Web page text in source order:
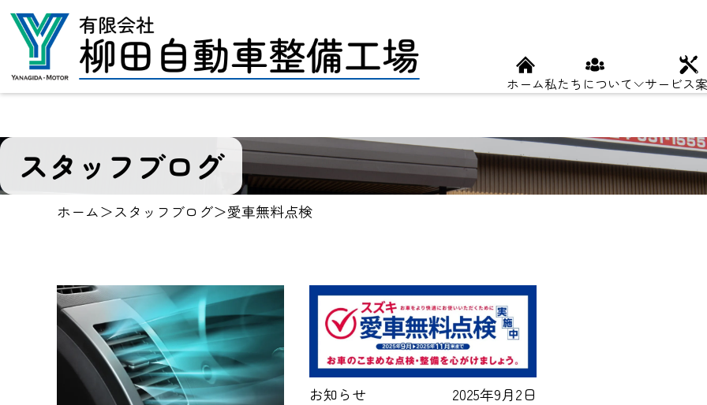
ホーム私たちについて サービス
スタッフブログ
ホーム＞スタッフブログ＞愛車無料点検
お知らせ
2025年9月2日